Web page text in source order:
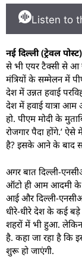
Listen to
नई दिल्ली (ट्रेवल
से भी एयर टैक्सी से आ
मंत्रियों के सम्मेलन में
देश में उन्नत हवाई
देश में हवाई यात्रा
हो. पीएम मोदी के
रोजगार पैदा होंगे.’
है? इसके आने के बाद
अगर बात दिल्ली-
ऑटो ही आम आदमी के
आई और दिल्ली-
धीरे-धीरे देश के कई
शहरों में भी हुआ.
है. कहा जा रहा है
शुरू हो जाएंगी.